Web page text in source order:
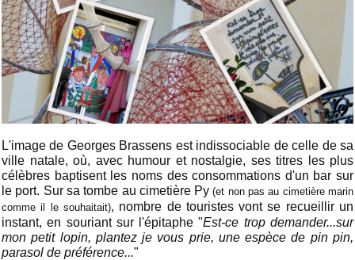
L'image de Georges Brassens est indissociable de celle de sa
ville natale, où, avec humour et nostalgie, ses titres les plus
célèbres baptisent les noms des consommations d'un bar sur
le port. Sur sa tombe au cimetière Py(et non pas au cimetière marin
comme il le souhaitait), nombre de touristes vont se recueillir un
instant, en souriant sur l'épitaphe "Est-ce trop demander...sur
mon petit lopin, plantez je vous prie, une espèce de pin pin,
parasol de préférence..."